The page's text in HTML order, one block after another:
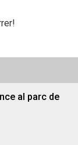
al parc de